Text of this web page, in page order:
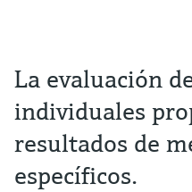
La evaluación
individuales
resultados de
específicos.